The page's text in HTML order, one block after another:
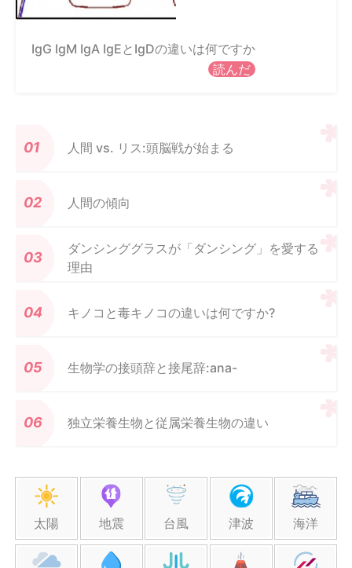
IgG IgM IgA IgEとIgDの違いは何ですか
読んだ
人間 vs. リス:頭脳戦が始まる
人間の傾向
ダンシンググラスが「ダンシング」を愛する
理由
キノコと毒キノコの違いは何ですか?
生物学の接頭辞と接尾辞:ana-
独立栄養生物と従属栄養生物の違い
太陽 地震 台風 津波 海洋